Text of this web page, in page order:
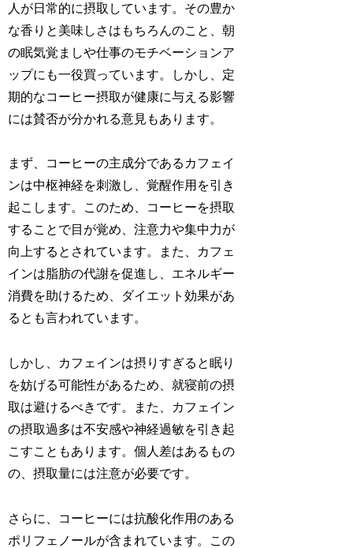
人が日常的に摂取しています。その豊か
な香りと美味しさはもちろんのこと、朝
の眠気覚ましや仕事のモチベーションア
ップにも一役買っています。しかし、定
期的なコーヒー摂取が健康に与える影響
には賛否が分かれる意見もあります。
まず、コーヒーの主成分であるカフェイ
ンは中枢神経を刺激し、覚醒作用を引き
起こします。このため、コーヒーを摂取
することで目が覚め、注意力や集中力が
向上するとされています。また、カフェ
インは脂肪の代謝を促進し、エネルギー
消費を助けるため、ダイエット効果があ
るとも言われています。
しかし、カフェインは摂りすぎると眠り
を妨げる可能性があるため、就寝前の摂
取は避けるべきです。また、カフェイン
の摂取過多は不安感や神経過敏を引き起
こすこともあります。個人差はあるもの
の、摂取量には注意が必要です。
さらに、コーヒーには抗酸化作用のある
ポリフェノールが含まれています。この